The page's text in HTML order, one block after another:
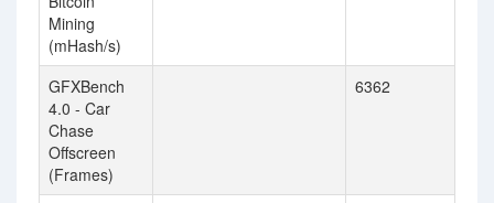
Mining
(mHash/s)
GFXBench
4.0 - Car
Chase
Offscreen
(Frames)
6362